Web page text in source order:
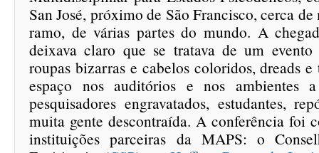
San José, próximo de São Francisco, cerca
ramo, de várias partes do mundo. A
deixava claro que se tratava de um
roupas bizarras e cabelos coloridos, dreads
espaço nos auditórios e nos ambientes
pesquisadores engravatados, estudantes,
muita gente descontraída. A conferência foi
instituições parceiras da MAPS: o